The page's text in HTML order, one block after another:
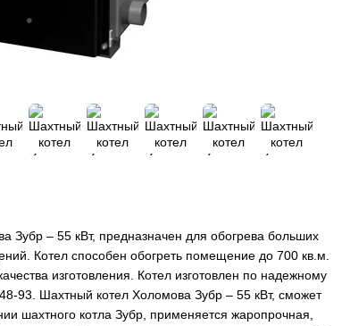
– 55 кВт, предназначен для обогрева больших
Котел способен обогреть помещение до 700 кв.м.
изготовления. Котел изготовлен по надежному
93. Шахтный котел Холомова Зубр – 55 кВт, сможет
шахтного котла Зубр, применяется жаропрочная,